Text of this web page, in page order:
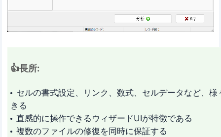
👍長所:
セルの書式設定、リンク、数式、セルデータなど、
きる
直感的に操作できるウィザードUIが特徴である
複数のファイルの修復を同時に保証する